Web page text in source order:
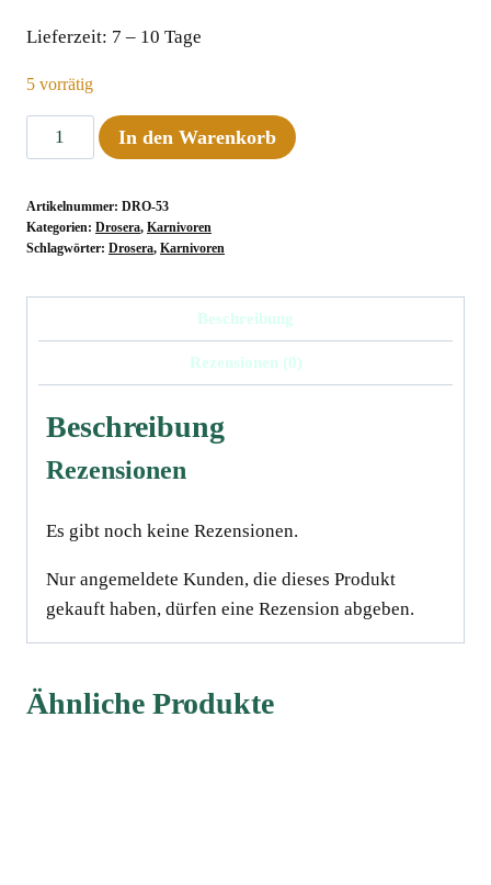
Lieferzeit: 7 – 10 Tage
5 vorrätig
Drosera
capensis,
River,
S.A.
In den Warenkorb
Artikelnummer: DRO-53
Kategorien: Drosera, Karnivoren
Schlagwörter: Drosera, Karnivoren
Beschreibung
Rezensionen (0)
Beschreibung
Rezensionen
Es gibt noch keine Rezensionen.
Nur angemeldete Kunden, die dieses Produkt
gekauft haben, dürfen eine Rezension abgeben.
Ähnliche Produkte